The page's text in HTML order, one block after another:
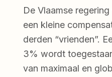
De Vlaamse
een kleine
derden “vrienden”.
3% wordt
van maximaal en